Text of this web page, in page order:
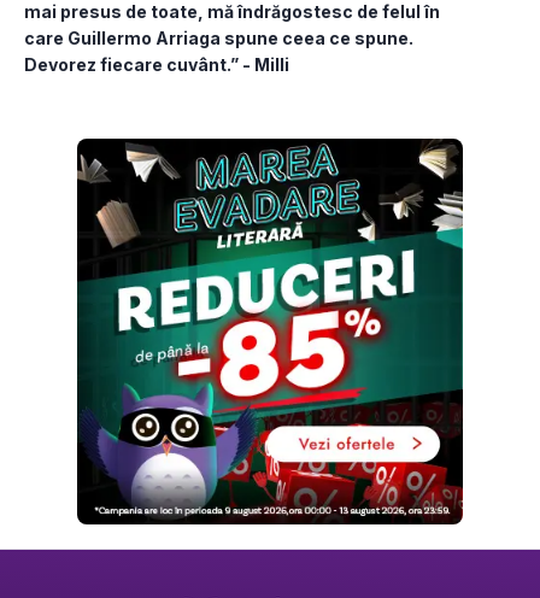
mai presus de toate, mă îndrăgostesc de felul în
care Guillermo Arriaga spune ceea ce spune.
Devorez fiecare cuvânt.” - Milli